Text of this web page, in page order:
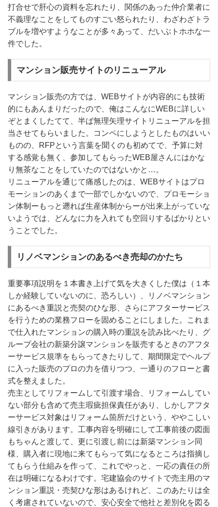
打合せで肝心の資料を忘れたり、関係のあった仲介業者に
不義理なことをしてものすごい怒られたり、わざわざトラ
ブルを増やすようなことが多々あって、だいぶトホホな一
件でした。
マンション販売サイトのリニューアル
マンション販売の方では、WEBサイトが内容的にも技術
的にもあんまりだったので、俺はこんなにWEBに詳しい
ぞとまくしたてて、半ば無理矢理サイトリニューアルを担
当させてもらいました。コンペにしようとしたものはいい
ものの、RFPという言葉を聞くのも初めてで、予算に対
する感覚も無く、参加してもらったWEB屋さんにはかな
り無茶なことをしていたのではないかと…。
リニューアルを通じて痛感したのは、WEBサイトはプロ
モーションのあくまで一部でしかないので、プロモーショ
ン体制ーもっと遡れば生産体制からーが出来上がっていな
いようでは、どんなに力を入れても空回りするばかりとい
うことでした。
リノベマンションのあるべき売却のかたち
重要事項説明を１本書き上げて気を大きくした僕は（１本
しか経験していないのに、恐ろしい）、リノベマンション
にあるべき重説と売契のひな形、さらにアフターサービス
を行うための業務フローを固めることにしました。これま
で仕入れたマンションの購入時の重説を読み比べたり、グ
ループ会社の新築分譲マンションを販売するときのアフタ
ーサービス規準をもらってきたりして、期間限定でヘルプ
に入った販売のプロの力を借りつつ、一通りのフローと書
式を整えました。
売主としてリフォームして引渡す場合、リフォームしてい
ない部分も含めて売主瑕疵担保責任があり、しかしアフタ
ーサービス対象はリフォーム箇所だけという、ややこしい
線引きがあります。工事内容を明確にして工事前後の図面
もちゃんと渡して、更に引渡し前には新築マンション同
様、購入者に現地に来てもらって気になるところは指摘し
てもらう仕組みを作って、これでやっと、一応の責任の所
在は明確になるわけです。宅建協会のサイトで売主用のマ
ンション重説・売契ひな形はあるけれど、このあたりは全
く考慮されていないので、安心安全で他社と差別化を図る